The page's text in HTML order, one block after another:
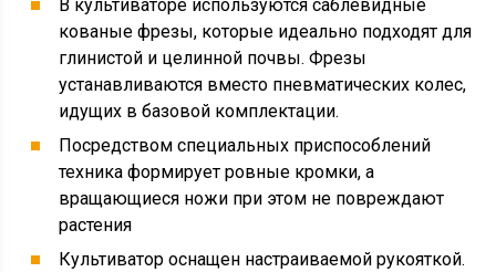
В культиваторе используются саблевидные
кованые фрезы, которые идеально подходят для
глинистой и целинной почвы. Фрезы
устанавливаются вместо пневматических колес,
идущих в базовой комплектации.
Посредством специальных приспособлений
техника формирует ровные кромки, а
вращающиеся ножи при этом не повреждают
растения
Культиватор оснащен настраиваемой рукояткой.